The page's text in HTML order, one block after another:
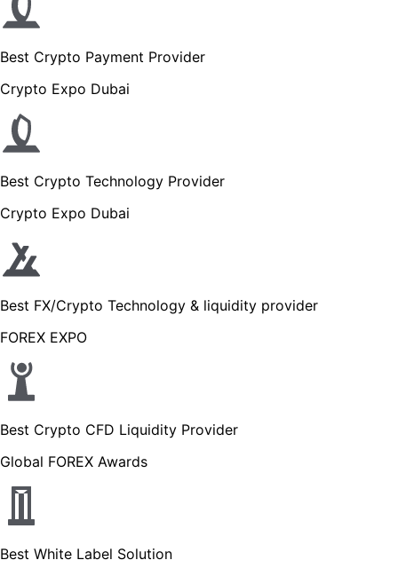
Best Crypto Payment Provider
Crypto Expo Dubai
Best Crypto Technology Provider
Crypto Expo Dubai
Best FX/Crypto Technology & liquidity provider
FOREX EXPO
Best Crypto CFD Liquidity Provider
Global FOREX Awards
Best White Label Solution